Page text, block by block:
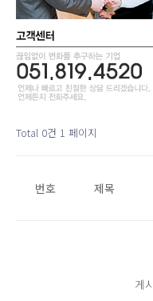
Total 0건 1 페이지
번호 제목
게